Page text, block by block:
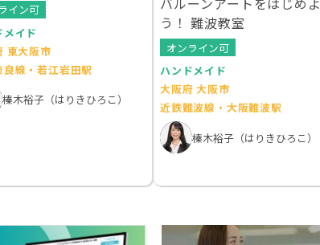
イン可
メイド
東大阪市
良線・若江岩田駅
榛木裕子（はりきひろこ）
う！ 難波教室
オンライン可
ハンドメイド
大阪府 大阪市
近鉄難波線・大阪難波駅
榛木裕子（はりきひろこ）